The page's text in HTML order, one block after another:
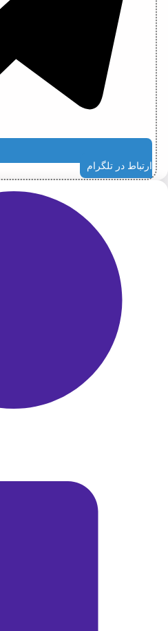
ارتباط در تلگرام